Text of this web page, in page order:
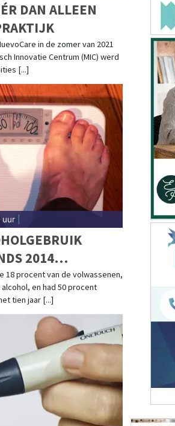
DAN ALLEEN
in de zomer van 2021
Innovatie Centrum (MIC) werd
[...]
uur|
2014
GEBLEVEN
18 procent van de volwassenen,
en had 50 procent
tien jaar [...]